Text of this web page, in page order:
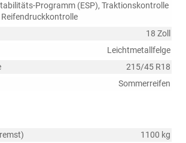
Programm (ESP), Traktionskontrolle
Reifendruckkontrolle
18 Zoll
Leichtmetallfelge
215/45 R18
Sommerreifen
1100 kg